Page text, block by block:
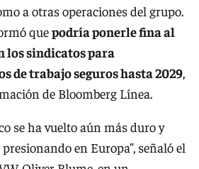
a otras operaciones del grupo.
quepodría ponerle fina al
los sindicatos para
de trabajo seguros hasta 2029,
de Bloomberg Línea.
se ha vuelto aún más duro y
en Europa”, señaló el